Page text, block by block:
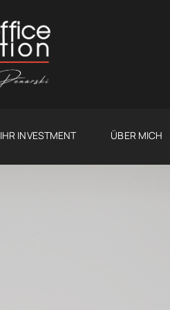
IHR INVESTMENT ÜBER MICH